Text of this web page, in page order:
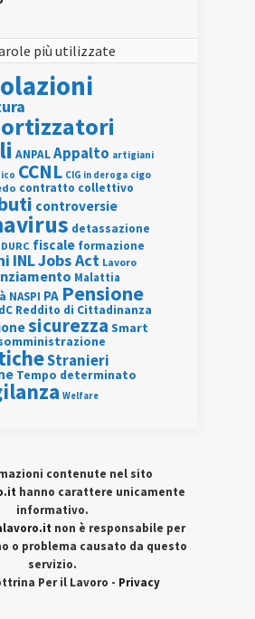
più utilizzate
ANPALAppalto artigiani
CCNL CIG in deroga cigo
contratto collettivo
controversie
detassazione
DURC fiscale formazione
INLJobs Act Lavoro
Malattia
NASPI PA Pensione
Reddito di Cittadinanza
sicurezza Smart
Stranieri
Tempo determinato
Welfare
contenute nel sito
hanno carattere unicamente
informativo.
non è responsabile per
o problema causato da questo
servizio.
Per il Lavoro - Privacy